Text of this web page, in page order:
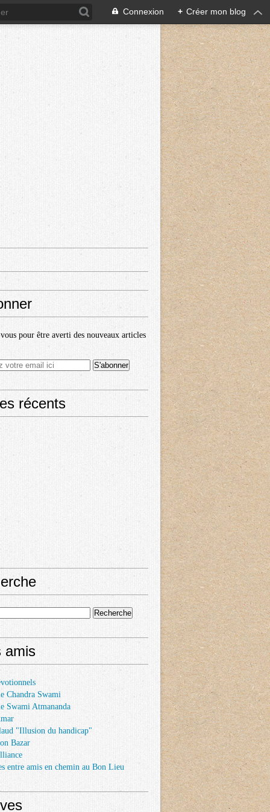
Connexion + Créer mon blog
pour être averti des nouveaux articles
récents
amis
Chandra Swami
Swami Atmananda
"Illusion du handicap"
Bazar
entre amis en chemin au Bon Lieu